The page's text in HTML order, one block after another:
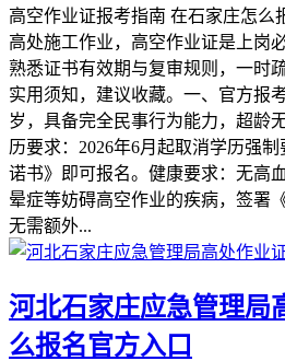
高空作业证报考指南 在石家庄怎么
高处施工作业，高空作业证是上岗
熟悉证书有效期与复审规则，一时
实用须知，建议收藏。一、官方报
岁，具备完全民事行为能力，超龄
历要求‌：2026年6月起取消学历强
诺书》即可报名。‌健康要求‌：无高
晕症等妨碍高空作业的疾病，签署
无需额外...
河北石家庄应急管理局
么报名官方入口